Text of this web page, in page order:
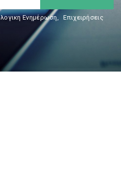
Ενημέρωση, Επιχειρήσεις